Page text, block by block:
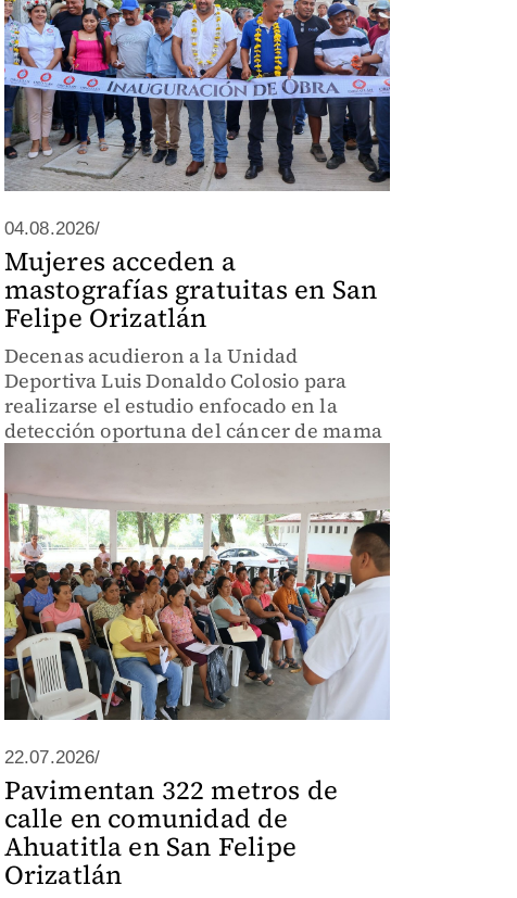
04.08.2026/
Mujeres acceden a
mastografías gratuitas en San
Felipe Orizatlán
Decenas acudieron a la Unidad
Deportiva Luis Donaldo Colosio para
realizarse el estudio enfocado en la
detección oportuna del cáncer de mama
22.07.2026/
Pavimentan 322 metros de
calle en comunidad de
Ahuatitla en San Felipe
Orizatlán